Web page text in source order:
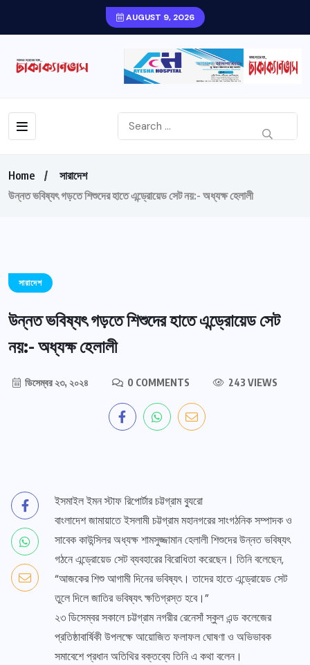
AUGUST 9, 2026
Home
সারাদেশ
উন্নত ভবিষ্যৎ গড়তে শিশুদের হাতে এন্ড্রোয়েড সেট নয়:- অধ্যক্ষ হেলালী
সারাদেশ
উন্নত ভবিষ্যৎ গড়তে শিশুদের হাতে এন্ড্রোয়েড সেট
নয়:- অধ্যক্ষ হেলালী
ডিসেম্বর ২৩, ২০২৪ 0 COMMENTS 243 VIEWS
ইসমাইল ইমন স্টাফ রিপোর্টার চট্টগ্রাম ব্যুরো
বাংলাদেশ জামায়াতে ইসলামী চট্টগ্রাম মহানগরের সাংগঠনিক সম্পাদক ও
সাবেক কাউন্সিলর অধ্যক্ষ শামসুজ্জামান হেলালী শিশুদের উন্নত ভবিষ্যৎ
গঠনে এন্ড্রোয়েড সেট ব্যবহারের বিরোধিতা করেছেন। তিনি বলেছেন,
“আজকের শিশু আগামী দিনের ভবিষ্যৎ। তাদের হাতে এন্ড্রোয়েড সেট
তুলে দিলে জাতির ভবিষ্যৎ ক্ষতিগ্রস্ত হবে।”
২৩ ডিসেম্বর সকালে চট্টগ্রাম নগরীর রেনেসাঁ স্কুল এন্ড কলেজের
প্রতিষ্ঠাবার্ষিকী উপলক্ষে আয়োজিত ফলাফল ঘোষণা ও অভিভাবক
সমাবেশে প্রধান অতিথির বক্তব্যে তিনি এ কথা বলেন।